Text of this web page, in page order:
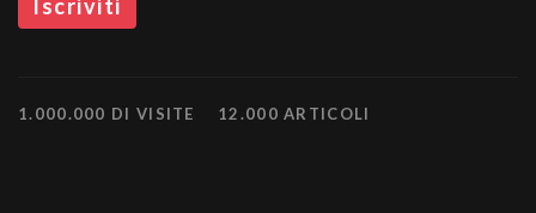
1.000.000 DI VISITE 12.000 ARTICOLI